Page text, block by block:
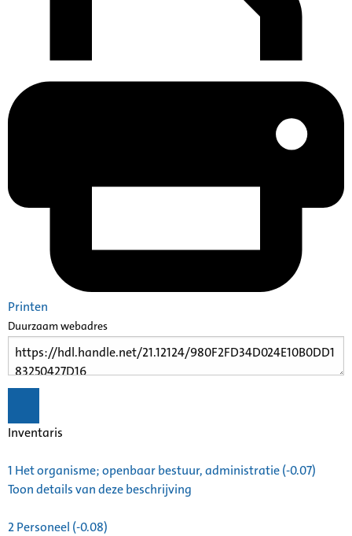
Printen
Duurzaam webadres
Inventaris
1 Het organisme; openbaar bestuur, administratie (-0.07)
Toon details van deze beschrijving
2Personeel (-0.08)